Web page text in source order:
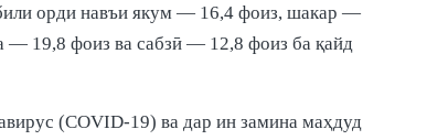
орди навъи якум — 16,4 фоиз, шакар —
19,8 фоиз ва сабзӣ — 12,8 фоиз ба қайд
(COVID-19) ва дар ин замина маҳдуд